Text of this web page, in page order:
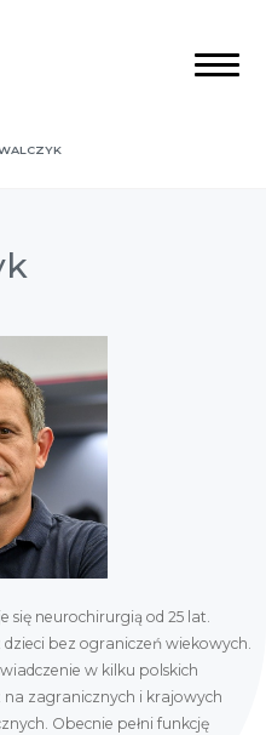
się neurochirurgią od 25 lat.
bez ograniczeń wiekowych.
w kilku polskich
zagranicznych i krajowych
Obecnie pełni funkcję